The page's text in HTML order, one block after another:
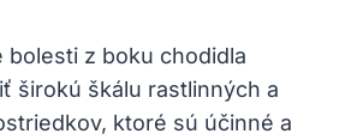
bolesti z boku chodidla
širokú škálu rastlinných a
ktoré sú účinné a